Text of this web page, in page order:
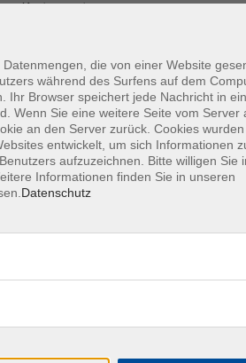
bewerben.
die von einer Website
während des Surfens auf dem
Ihr Browser speichert jede Nachricht in
Wenn Sie eine weitere Seite vom Server
an den Server zurück. Cookies
entwickelt, um sich Informationen
aufzuzeichnen. Bitte willigen Sie
Informationen finden Sie in unseren
Datenschutz